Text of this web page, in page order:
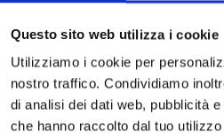
Questo sito web utilizza i cookie
Utilizziamo i cookie per
nostro traffico. Condividiamo
di analisi dei dati web, pubblicità
che hanno raccolto dal tuo
sistema de detección y control
una configuración sencilla.
Entre las